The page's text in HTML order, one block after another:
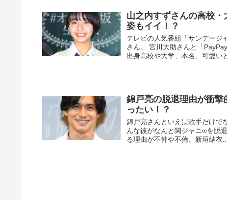
山之内すずさんの高校
姿もイイ！？
テレビの人気番組「サンデージ
さん。 宮川大助さんと「
出身高校や大学、本名、可愛い
錦戸亮の脱退理由が衝
ったい！？
錦戸亮さんといえば歌手だけで
んな彼がなんと関ジャニ∞を脱
る理由が不仲や不倫、新垣結衣...